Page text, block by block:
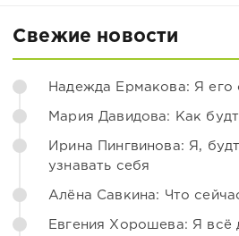
Свежие новости
Надежда Ермакова: Я его
Мария Давидова: Как
Ирина Пингвинова: Я,
узнавать себя
Алёна Савкина: Что
Евгения Хорошева: Я всё